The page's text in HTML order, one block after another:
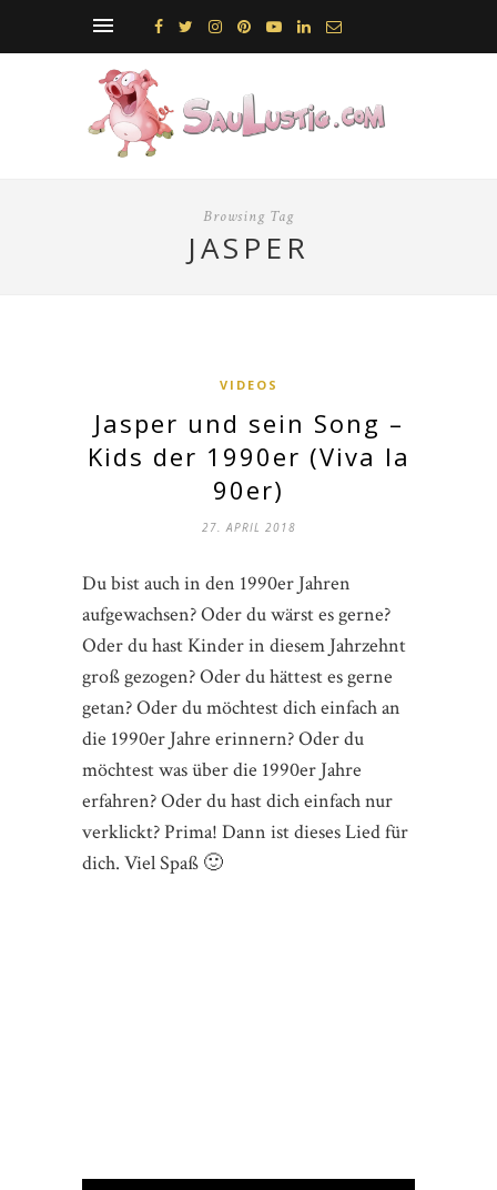
Browsing Tag
JASPER
VIDEOS
Jasper und sein Song –
Kids der 1990er (Viva la
90er)
27. APRIL 2018
Du bist auch in den 1990er Jahren
aufgewachsen? Oder du wärst es gerne?
Oder du hast Kinder in diesem Jahrzehnt
groß gezogen? Oder du hättest es gerne
getan? Oder du möchtest dich einfach an
die 1990er Jahre erinnern? Oder du
möchtest was über die 1990er Jahre
erfahren? Oder du hast dich einfach nur
verklickt? Prima! Dann ist dieses Lied für
dich. Viel Spaß 🙂